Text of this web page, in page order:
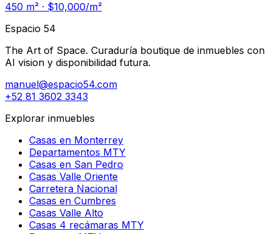
450 m² · $10,000/m²
Espacio 54
The Art of Space. Curaduría boutique de inmuebles con
AI vision y disponibilidad futura.
manuel@espacio54.com
+52 81 3602 3343
Explorar inmuebles
Casas en Monterrey
Departamentos MTY
Casas en San Pedro
Casas Valle Oriente
Carretera Nacional
Casas en Cumbres
Casas Valle Alto
Casas 4 recámaras MTY